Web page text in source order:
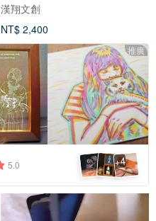
漢翔文創
NT$ 2,400
推廣
5.0 +4